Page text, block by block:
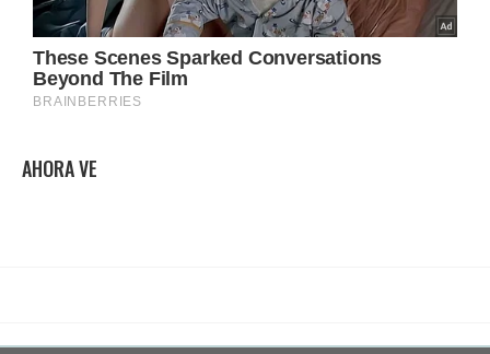
AHORA VE